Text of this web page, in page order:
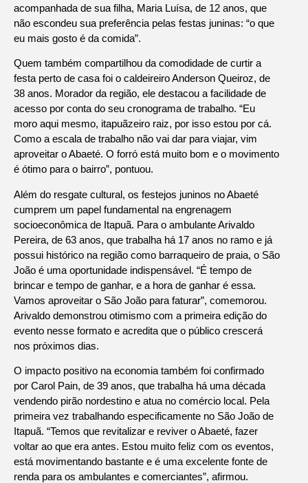
acompanhada de sua filha, Maria Luísa, de 12 anos, que
não escondeu sua preferência pelas festas juninas: “o que
eu mais gosto é da comida”.
Quem também compartilhou da comodidade de curtir a
festa perto de casa foi o caldeireiro Anderson Queiroz, de
38 anos. Morador da região, ele destacou a facilidade de
acesso por conta do seu cronograma de trabalho. “Eu
moro aqui mesmo, itapuãzeiro raiz, por isso estou por cá.
Como a escala de trabalho não vai dar para viajar, vim
aproveitar o Abaeté. O forró está muito bom e o movimento
é ótimo para o bairro”, pontuou.
Além do resgate cultural, os festejos juninos no Abaeté
cumprem um papel fundamental na engrenagem
socioeconômica de Itapuã. Para o ambulante Arivaldo
Pereira, de 63 anos, que trabalha há 17 anos no ramo e já
possui histórico na região como barraqueiro de praia, o São
João é uma oportunidade indispensável. “É tempo de
brincar e tempo de ganhar, e a hora de ganhar é essa.
Vamos aproveitar o São João para faturar”, comemorou.
Arivaldo demonstrou otimismo com a primeira edição do
evento nesse formato e acredita que o público crescerá
nos próximos dias.
O impacto positivo na economia também foi confirmado
por Carol Pain, de 39 anos, que trabalha há uma década
vendendo pirão nordestino e atua no comércio local. Pela
primeira vez trabalhando especificamente no São João de
Itapuã. “Temos que revitalizar e reviver o Abaeté, fazer
voltar ao que era antes. Estou muito feliz com os eventos,
está movimentando bastante e é uma excelente fonte de
renda para os ambulantes e comerciantes”, afirmou.